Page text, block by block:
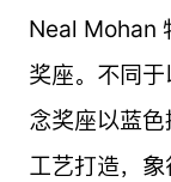
Neal Mohan
奖座。不同
念奖座以蓝
工艺打造，